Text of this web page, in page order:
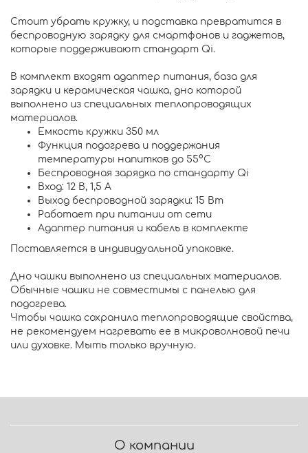
Стоит убрать кружку, и подставка превратится в
беспроводную зарядку для смартфонов и гаджетов,
которые поддерживают стандарт Qi.
В комплект входят адаптер питания, база для
зарядки и керамическая чашка, дно которой
выполнено из специальных теплопроводящих
материалов.
Емкость кружки 350 мл
Функция подогрева и поддержания
температуры напитков до 55°C
Беспроводная зарядка по стандарту Qi
Вход: 12 В, 1,5 А
Выход беспроводной зарядки: 15 Вт
Работает при питании от сети
Адаптер питания и кабель в комплекте
Поставляется в индивидуальной упаковке.
Дно чашки выполнено из специальных материалов.
Обычные чашки не совместимы с панелью для
подогрева.
Чтобы чашка сохранила теплопроводящие свойства,
не рекомендуем нагревать ее в микроволновой печи
или духовке. Мыть только вручную.
О компании